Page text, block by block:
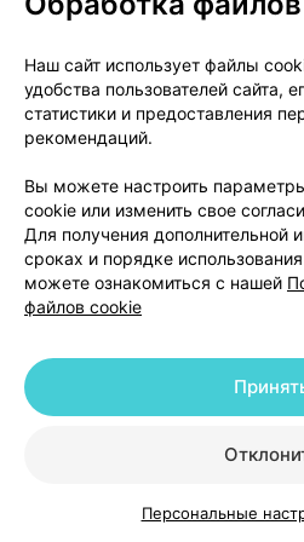
КаталогКорзина
непрозрачной пленки
поливинилдихлоридной и
печатной лакированной. По
вкладышем в пачке из
Не все размеры упаковок
для реализации.
производитель
Республика Беларусь
УП «Минскинтеркапс»
220075, г. Минск, ул.
За любой информацией о
Наш сайт использует файлы
удобства пользователей сайта,
статистики и предоставления
рекомендаций.
Вы можете настроить
cookie или изменить свое
Для получения дополнительной
сроках и порядке
можете ознакомиться с нашей
файлов cookie
Персональные